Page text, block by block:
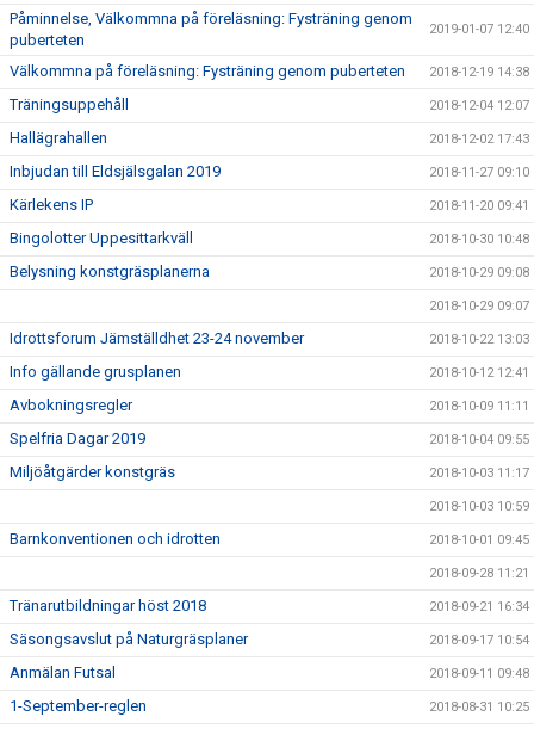
Påminnelse, Välkommna på föreläsning: Fysträning genom
puberteten
2019-01-07 12:40
Välkommna på föreläsning: Fysträning genom puberteten 2018-12-19 14:38
Träningsuppehåll 2018-12-04 12:07
Hallägrahallen 2018-12-02 17:43
Inbjudan till Eldsjälsgalan 2019 2018-11-27 09:10
Kärlekens IP 2018-11-20 09:41
Bingolotter Uppesittarkväll 2018-10-30 10:48
Belysning konstgräsplanerna 2018-10-29 09:08
2018-10-29 09:07
Idrottsforum Jämställdhet 23-24 november 2018-10-22 13:03
Info gällande grusplanen 2018-10-12 12:41
Avbokningsregler 2018-10-09 11:11
Spelfria Dagar 2019 2018-10-04 09:55
Miljöåtgärder konstgräs 2018-10-03 11:17
2018-10-03 10:59
Barnkonventionen och idrotten 2018-10-01 09:45
2018-09-28 11:21
Tränarutbildningar höst 2018 2018-09-21 16:34
Säsongsavslut på Naturgräsplaner 2018-09-17 10:54
Anmälan Futsal 2018-09-11 09:48
1-September-reglen 2018-08-31 10:25